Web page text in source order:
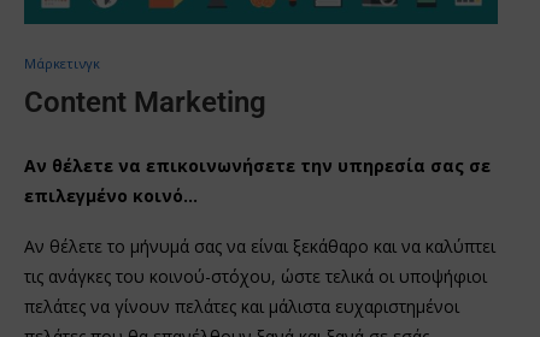
Μάρκετινγκ
Content Marketing
Αν θέλετε να επικοινωνήσετε την υπηρεσία σας σε
επιλεγμένο κοινό…
Αν θέλετε το μήνυμά σας να είναι ξεκάθαρο και να καλύπτει
τις ανάγκες του κοινού-στόχου, ώστε τελικά οι υποψήφιοι
πελάτες να γίνουν πελάτες και μάλιστα ευχαριστημένοι